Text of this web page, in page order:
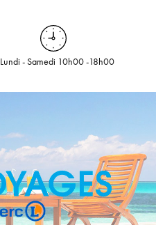
Lundi - Samedi 10h00 -18h00